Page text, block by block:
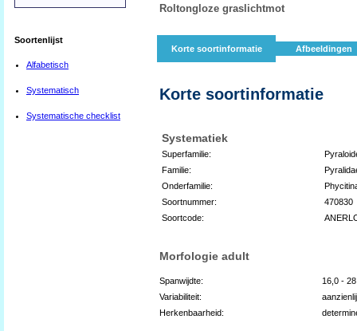
Soortenlijst
Alfabetisch
Systematisch
Systematische checklist
Roltongloze graslichtmot
Korte soortinformatie Afbeeldingen
Korte soortinformatie
Systematiek
Superfamilie:
Familie:
Onderfamilie:
Soortnummer:
470830
Soortcode:
Morfologie adult
Spanwijdte:
16,0 -
Variabiliteit:
Herkenbaarheid: